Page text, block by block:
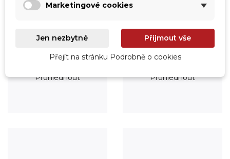
Vytápění
Prohlédnout Prohlédnout
Marketingové cookies
Jen nezbytné Přijmout vše
Přejít na stránku Podrobně o cookies